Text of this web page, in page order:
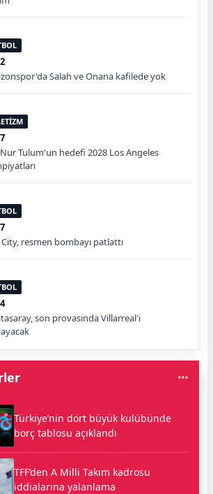
Salah ve Onana kafilede yok
Tulum'un hedefi 2028 Los Angeles
resmen bombayı patlattı
son provasında Villarreal'i
Türkiye’nin dört büyük kulübünde
borç tablosu açıklandı
TFF’den A Milli Takım kadrosu
iddialarına yalanlama